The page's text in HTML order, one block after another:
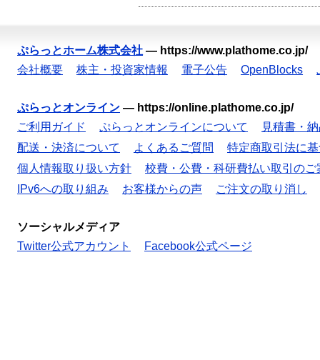
ぷらっとホーム株式会社 — https://www.plathome.co.jp/
会社概要
株主・投資家情報 電子公告 OpenBlocks
ぷらっとオンライン — https://online.plathome.co.jp/
ご利用ガイド
ぷらっとオンラインについて
見積書・
配送・決済について
よくあるご質問
特定商取引法に
個人情報取り扱い方針
校費・公費・科研費払い取引のご
IPv6への取り組み
お客様からの声 ご注文の取り消し
ソーシャルメディア
Twitter公式アカウント
Facebook公式ページ